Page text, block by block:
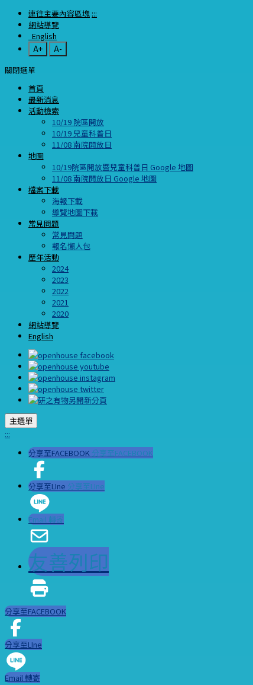
連往主要內容區塊 :::
網站導覽
English
A+
A-
關閉選單
首頁
最新消息
活動檢索
10/19 院區開放
10/19 兒童科普日
11/08 南院開放日
地圖
10/19院區開放暨兒童科普日 Google 地圖
11/08 南院開放日 Google 地圖
檔案下載
海報下載
導覽地圖下載
常見問題
常見問題
報名懶人包
歷年活動
2024
2023
2022
2021
2020
網站導覽
English
主選單
:::
分享至FACEBOOK 分享至FACEBOOK
分享至LIne 分享至LIne
Email 轉寄
友善列印
分享至FACEBOOK
分享至LIne
Email 轉寄